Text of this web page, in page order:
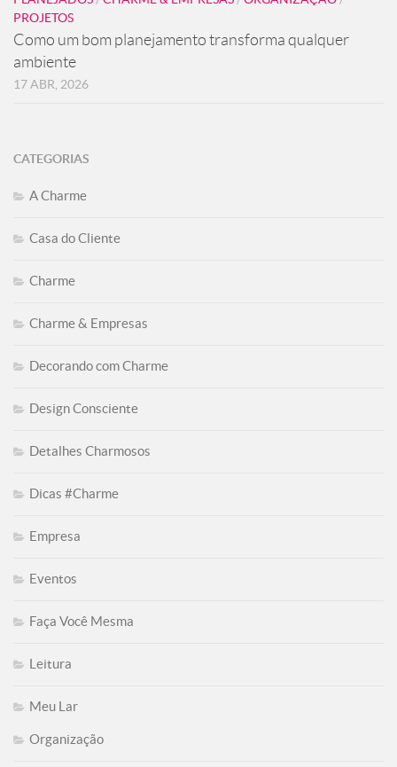
PROJETOS
Como um bom planejamento transforma qualquer
ambiente
17 ABR, 2026
CATEGORIAS
A Charme
Casa do Cliente
Charme
Charme & Empresas
Decorando com Charme
Design Consciente
Detalhes Charmosos
Dicas #Charme
Empresa
Eventos
Faça Você Mesma
Leitura
Meu Lar
Organização